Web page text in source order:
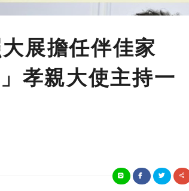
展擔任伴佳家
孝親大使主持一